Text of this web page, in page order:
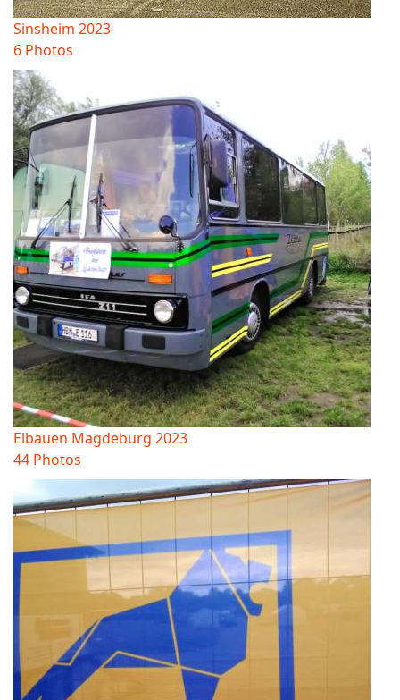
Sinsheim 2023
6 Photos
Elbauen Magdeburg 2023
44 Photos